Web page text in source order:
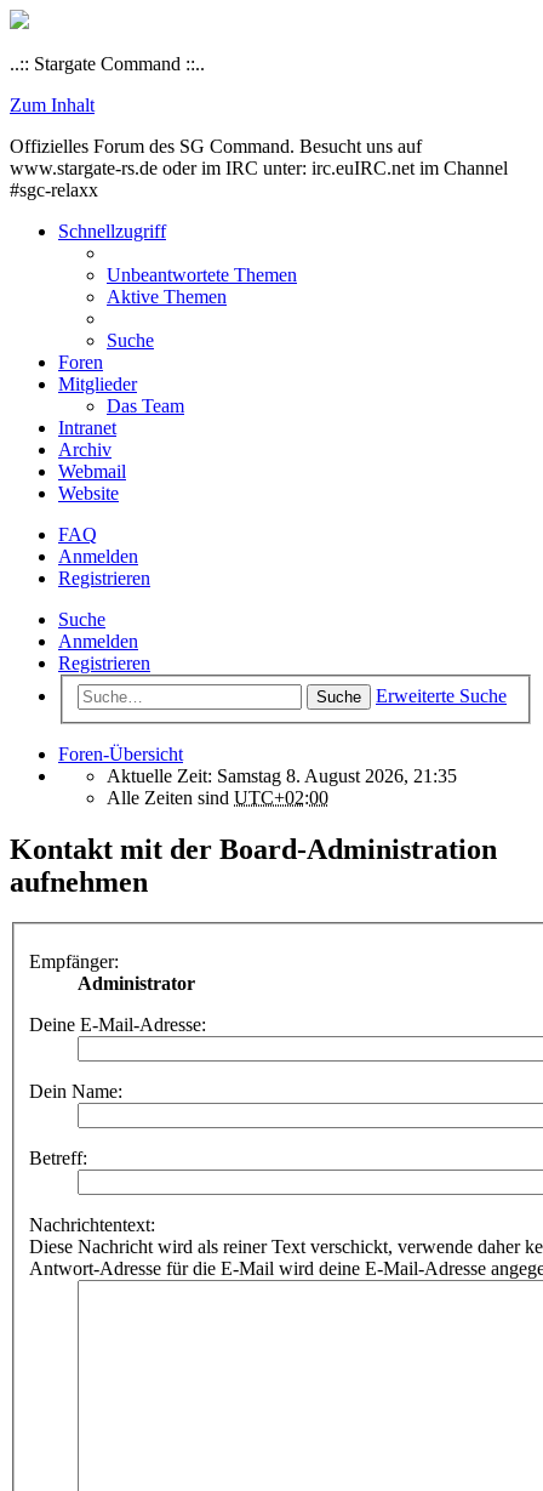
..:: Stargate Command ::..
Zum Inhalt
Offizielles Forum des SG Command. Besucht uns auf
www.stargate-rs.de oder im IRC unter: irc.euIRC.net im Channel
#sgc-relaxx
Schnellzugriff
Unbeantwortete Themen
Aktive Themen
Suche
Foren
Mitglieder
Das Team
Intranet
Archiv
Webmail
Website
FAQ
Anmelden
Registrieren
Suche
Anmelden
Registrieren
Suche Erweiterte Suche
Foren-Übersicht
Aktuelle Zeit: Samstag 8. August 2026, 21:35
Alle Zeiten sind UTC+02:00
Kontakt mit der Board-Administration
aufnehmen
Empfänger:
Administrator
Deine E-Mail-Adresse:
Dein Name:
Betreff:
Nachrichtentext:
Diese Nachricht wird als reiner Text verschickt, verwende daher
Antwort-Adresse für die E-Mail wird deine E-Mail-Adresse